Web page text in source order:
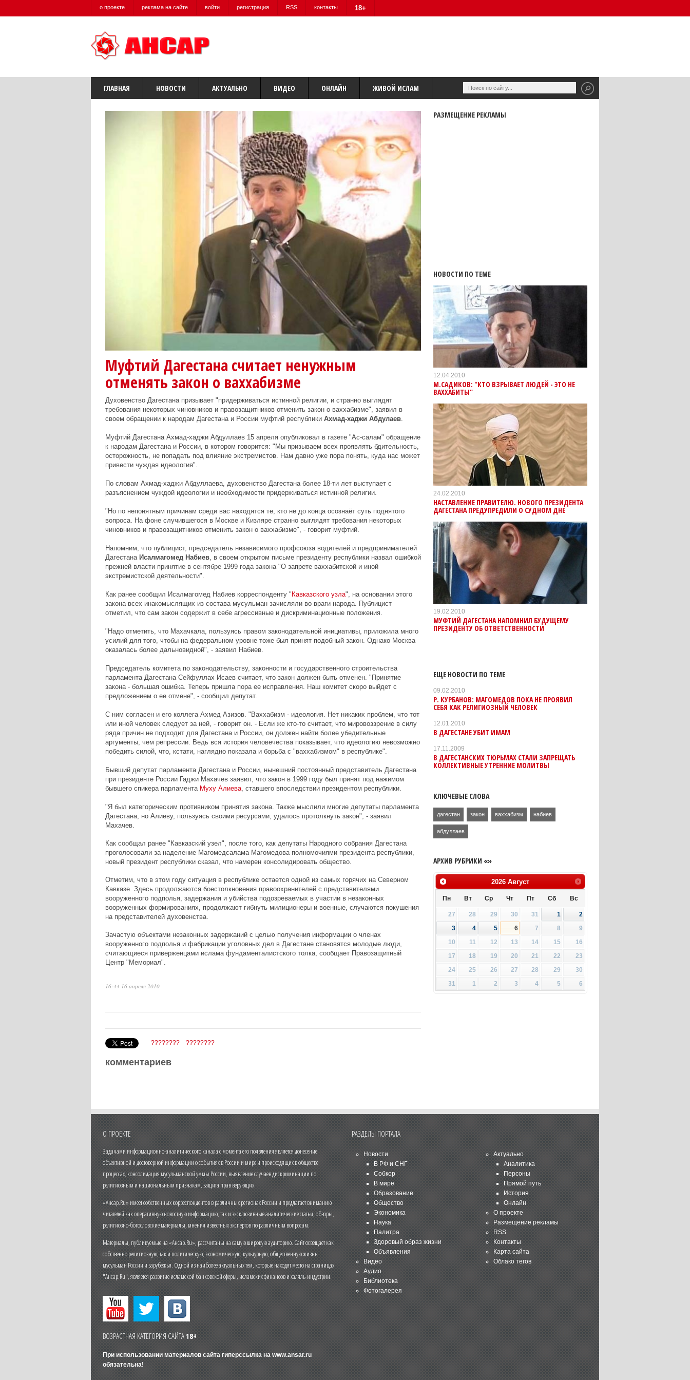
о проекте реклама на сайте войти регистрация RSS контакты 18+
ГЛАВНАЯ НОВОСТИ АКТУАЛЬНО ВИДЕО ОНЛАЙН ЖИВОЙ ИСЛАМ
Муфтий Дагестана считает ненужным
отменять закон о ваххабизме
Духовенство Дагестана призывает "придерживаться истинной религии, и странно выглядят
требования некоторых чиновников и правозащитников отменить закон о ваххабизме", заявил в
своем обращении к народам Дагестана и России муфтий республики Ахмад-хаджи Абдулаев.
Муфтий Дагестана Ахмад-хаджи Абдуллаев 15 апреля опубликовал в газете "Ас-салам" обращение
к народам Дагестана и России, в котором говорится: "Мы призываем всех проявлять бдительность,
осторожность, не попадать под влияние экстремистов. Нам давно уже пора понять, куда нас может
привести чуждая идеология".
По словам Ахмад-хаджи Абдуллаева, духовенство Дагестана более 18-ти лет выступает с
разъяснением чуждой идеологии и необходимости придерживаться истинной религии.
"Но по непонятным причинам среди вас находятся те, кто не до конца осознаёт суть поднятого
вопроса. На фоне случившегося в Москве и Кизляре странно выглядят требования некоторых
чиновников и правозащитников отменить закон о ваххабизме", - говорит муфтий.
Напомним, что публицист, председатель независимого профсоюза водителей и предпринимателей
Дагестана Исалмагомед Набиев, в своем открытом письме президенту республики назвал ошибкой
прежней власти принятие в сентябре 1999 года закона "О запрете ваххабитской и иной
экстремистской деятельности".
Как ранее сообщил Исалмагомед Набиев корреспонденту " Кавказского узла", на основании этого
закона всех инакомыслящих из состава мусульман зачисляли во враги народа. Публицист
отметил, что сам закон содержит в себе агрессивные и дискриминационные положения.
"Надо отметить, что Махачкала, пользуясь правом законодательной инициативы, приложила много
усилий для того, чтобы на федеральном уровне тоже был принят подобный закон. Однако Москва
оказалась более дальновидной", - заявил Набиев.
Председатель комитета по законодательству, законности и государственного строительства
парламента Дагестана Сейфуллах Исаев считает, что закон должен быть отменен. "Принятие
закона - большая ошибка. Теперь пришла пора ее исправления. Наш комитет скоро выйдет с
предложением о ее отмене", - сообщил депутат.
С ним согласен и его коллега Ахмед Азизов. "Ваххабизм - идеология. Нет никаких проблем, что тот
или иной человек следует за ней, - говорит он. - Если же кто-то считает, что мировоззрение в силу
ряда причин не подходит для Дагестана и России, он должен найти более убедительные
аргументы, чем репрессии. Ведь вся история человечества показывает, что идеологию невозможно
победить силой, что, кстати, наглядно показала и борьба с "ваххабизмом" в республике".
Бывший депутат парламента Дагестана и России, нынешний постоянный представитель Дагестана
при президенте России Гаджи Махачев заявил, что закон в 1999 году был принят под нажимом
бывшего спикера парламента Муху Алиева, ставшего впоследствии президентом республики.
"Я был категорическим противником принятия закона. Также мыслили многие депутаты парламента
Дагестана, но Алиеву, пользуясь своими ресурсами, удалось протолкнуть закон", - заявил
Махачев.
Как сообщал ранее "Кавказский узел", после того, как депутаты Народного собрания Дагестана
проголосовали за наделение Магомедсалама Магомедова полномочиями президента республики,
новый президент республики сказал, что намерен консолидировать общество.
Отметим, что в этом году ситуация в республике остается одной из самых горячих на Северном
Кавказе. Здесь продолжаются боестолкновения правоохранителей с представителями
вооруженного подполья, задержания и убийства подозреваемых в участии в незаконных
вооруженных формированиях, продолжают гибнуть милиционеры и военные, случаются покушения
на представителей духовенства.
Зачастую объектами незаконных задержаний с целью получения информации о членах
вооруженного подполья и фабрикации уголовных дел в Дагестане становятся молодые люди,
считающиеся приверженцами ислама фундаменталистского толка, сообщает Правозащитный
Центр "Мемориал".
16:44 16 апреля 2010
???????? ????????
комментариев
РАЗМЕЩЕНИЕ РЕКЛАМЫ
НОВОСТИ ПО ТЕМЕ
12.04.2010
М.САДИКОВ: "КТО ВЗРЫВАЕТ ЛЮДЕЙ - ЭТО НЕ
ВАХХАБИТЫ"
24.02.2010
НАСТАВЛЕНИЕ ПРАВИТЕЛЮ. НОВОГО ПРЕЗИДЕНТА
ДАГЕСТАНА ПРЕДУПРЕДИЛИ О СУДНОМ ДНЕ
19.02.2010
МУФТИЙ ДАГЕСТАНА НАПОМНИЛ БУДУЩЕМУ
ПРЕЗИДЕНТУ ОБ ОТВЕТСТВЕННОСТИ
ЕЩЕ НОВОСТИ ПО ТЕМЕ
09.02.2010
Р. КУРБАНОВ: МАГОМЕДОВ ПОКА НЕ ПРОЯВИЛ
СЕБЯ КАК РЕЛИГИОЗНЫЙ ЧЕЛОВЕК
12.01.2010
В ДАГЕСТАНЕ УБИТ ИМАМ
17.11.2009
В ДАГЕСТАНСКИХ ТЮРЬМАХ СТАЛИ ЗАПРЕЩАТЬ
КОЛЛЕКТИВНЫЕ УТРЕННИЕ МОЛИТВЫ
КЛЮЧЕВЫЕ СЛОВА
дагестан закон ваххабизм набиев
абдуллаев
АРХИВ РУБРИКИ «»
2026 Август
Пн Вт Ср Чт Пт Сб Вс
27 28 29 30 31 1
2
3
4 5 6 7 8
9
10
11 12 13 14 15
16
17
18 19 20 21 22
23
24
25 26 27 28 29
30
31
1 2 3 4 5 6
О ПРОЕКТЕ
Задачами информационно-аналитического канала с момента его появления является донесение
объективной и достоверной информации о событиях в России и мире и происходящих в обществе
процессах, консолидация мусульманской уммы России, выявление случаев дискриминации по
религиозным и национальным признакам, защита прав верующих.
«Ансар.Ru» имеет собственных корреспондентов в различных регионах России и предлагает вниманию
читателей как оперативную новостную информацию, так и эксклюзивные аналитические статьи, обзоры,
религиозно-богословские материалы, мнения известных экспертов по различным вопросам.
Материалы, публикуемые на «Ансар.Ru», рассчитаны на самую широкую аудиторию. Сайт освещает как
собственно религиозную, так и политическую, экономическую, культурную, общественную жизнь
мусульман России и зарубежья. Одной из наиболее актуальных тем, которые находят место на страницах
"Ансар.Ru", является развитие исламской банковской сферы, исламских финансов и халяль-индустрии.
ВОЗРАСТНАЯ КАТЕГОРИЯ САЙТА18+
При использовании материалов сайта гиперссылка на www.ansar.ru
обязательна!
РАЗДЕЛЫ ПОРТАЛА
Новости
В РФ и СНГ
Собкор
В мире
Образование
Общество
Экономика
Наука
Палитра
Здоровый образ жизни
Объявления
Видео
Аудио
Библиотека
Фотогалерея
Актуально
Аналитика
Персоны
Прямой путь
История
Онлайн
О проекте
Размещение рекламы
RSS
Контакты
Карта сайта
Облако тегов